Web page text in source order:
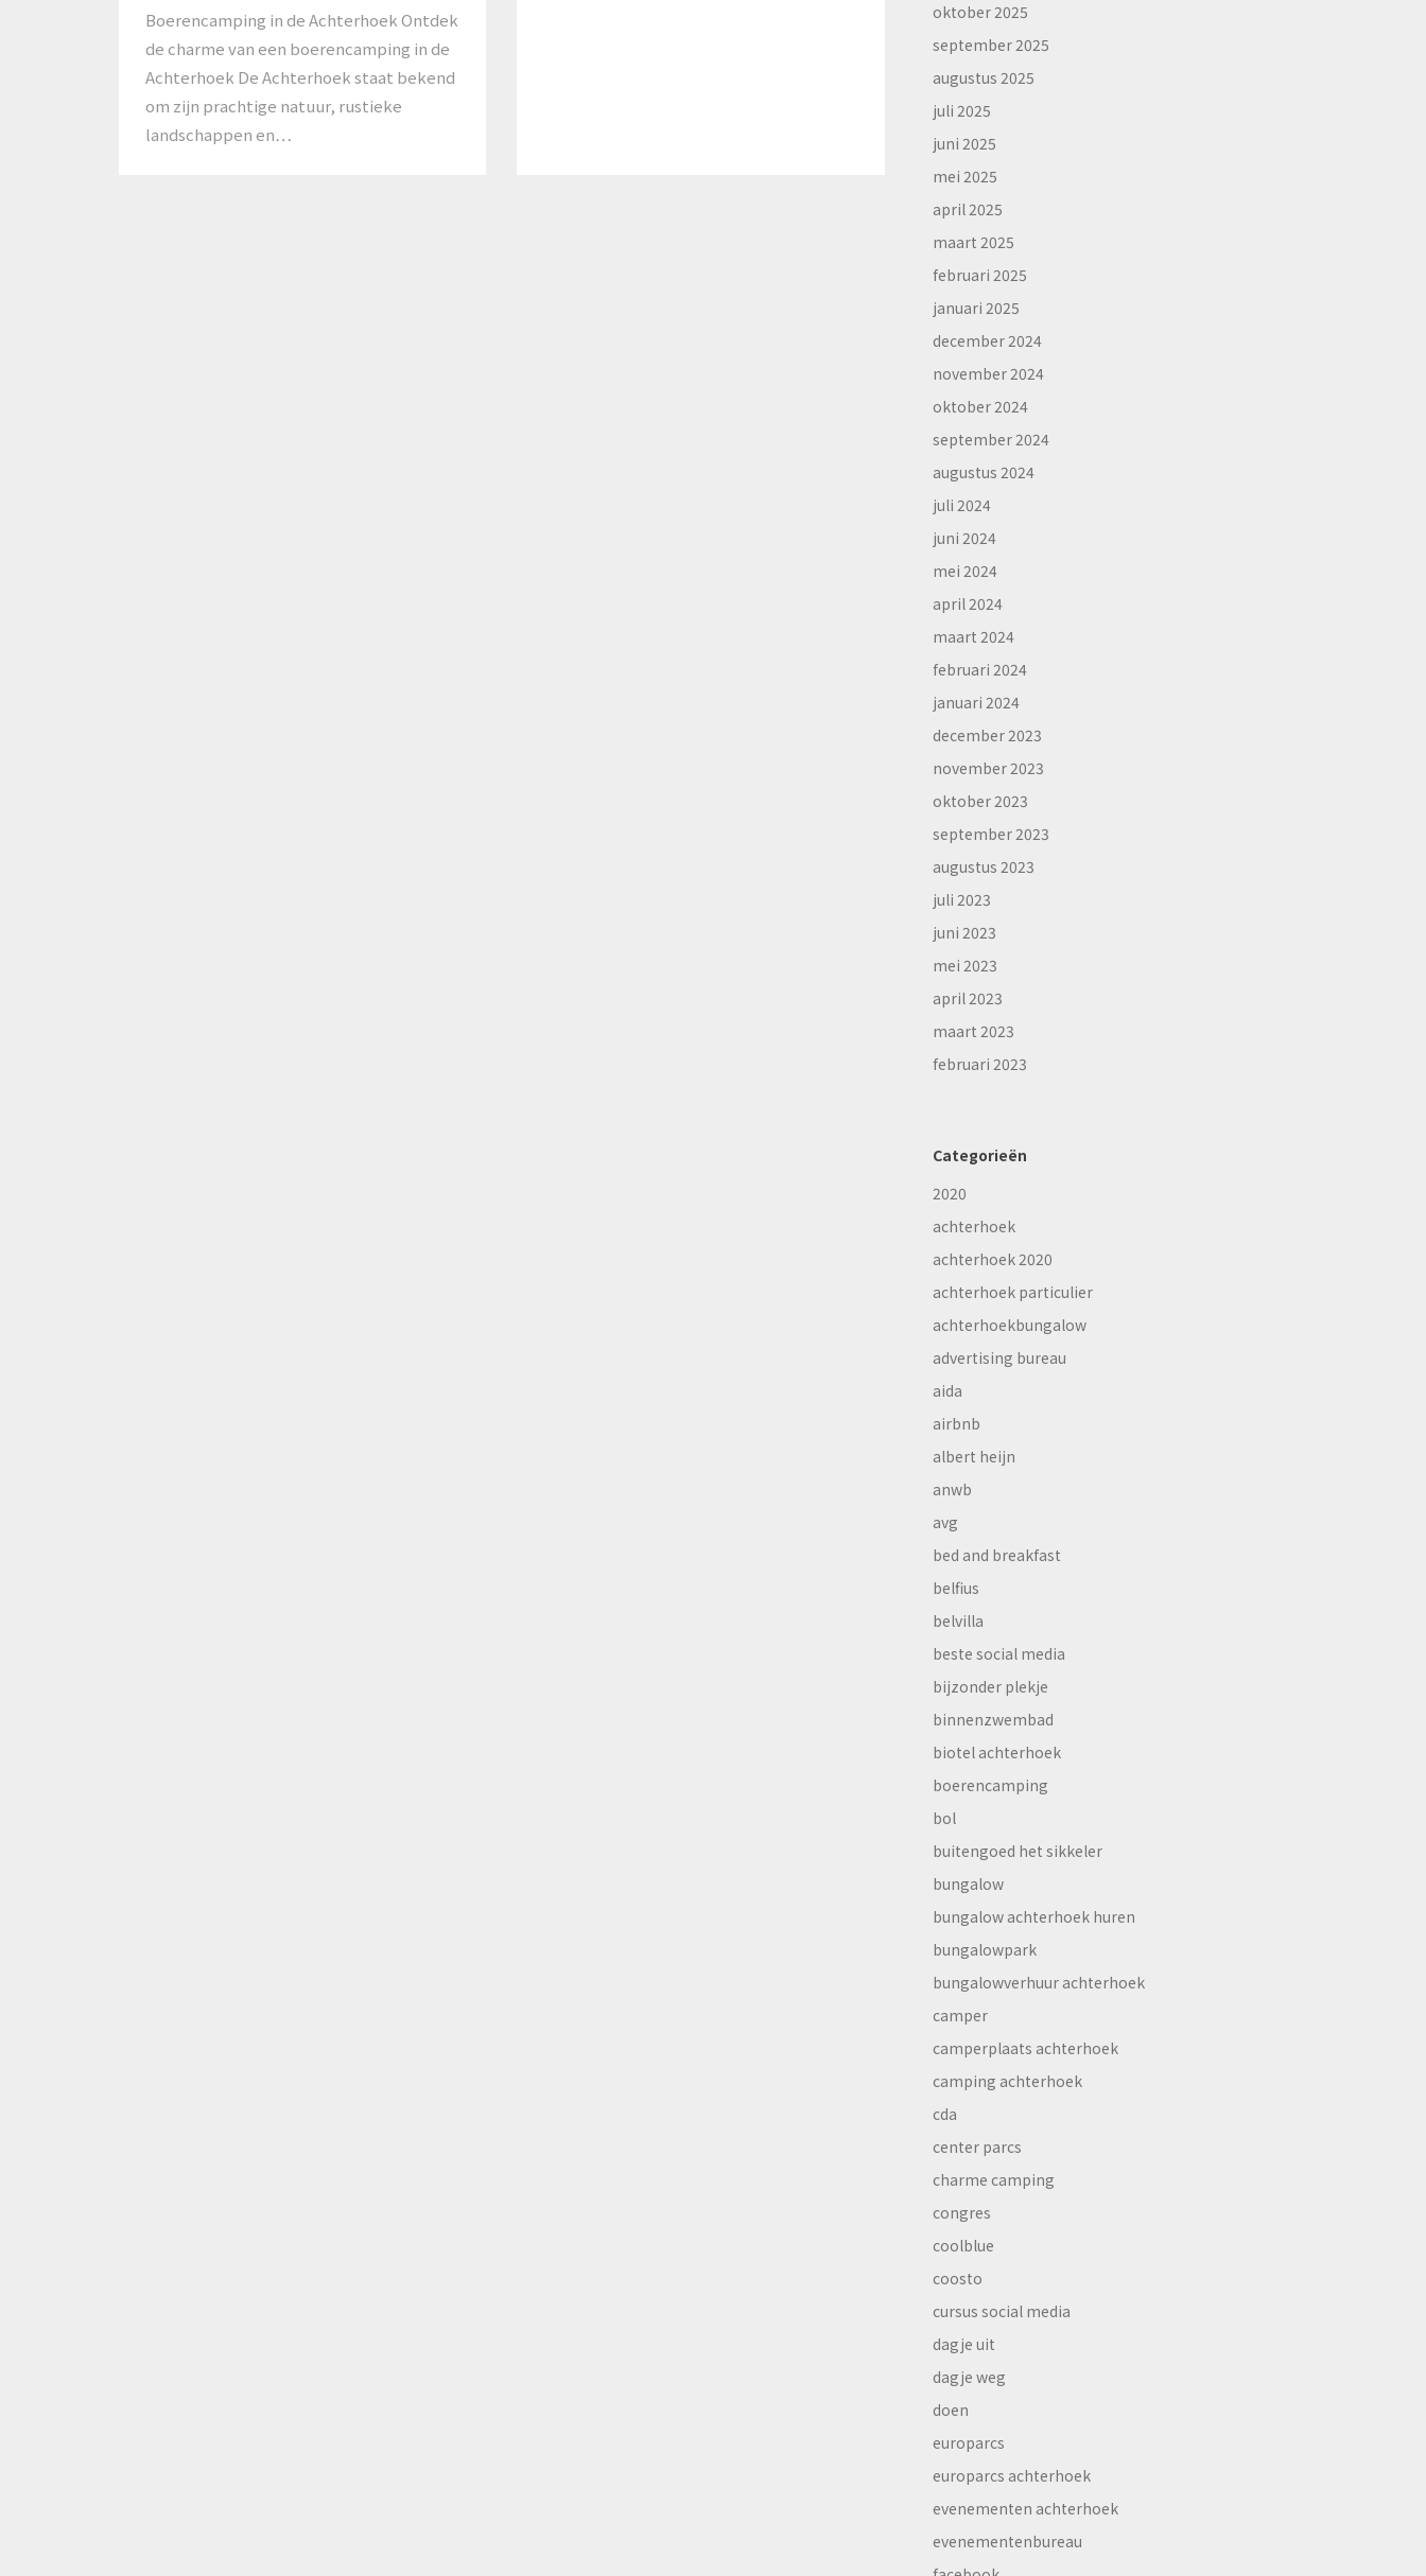
Boerencamping in de Achterhoek Ontdek
de charme van een boerencamping in de
Achterhoek De Achterhoek staat bekend
om zijn prachtige natuur, rustieke
landschappen en…
oktober 2025
september 2025
augustus 2025
juli 2025
juni 2025
mei 2025
april 2025
maart 2025
februari 2025
januari 2025
december 2024
november 2024
oktober 2024
september 2024
augustus 2024
juli 2024
juni 2024
mei 2024
april 2024
maart 2024
februari 2024
januari 2024
december 2023
november 2023
oktober 2023
september 2023
augustus 2023
juli 2023
juni 2023
mei 2023
april 2023
maart 2023
februari 2023
Categorieën
2020
achterhoek
achterhoek 2020
achterhoek particulier
achterhoekbungalow
advertising bureau
aida
airbnb
albert heijn
anwb
avg
bed and breakfast
belfius
belvilla
beste social media
bijzonder plekje
binnenzwembad
biotel achterhoek
boerencamping
bol
buitengoed het sikkeler
bungalow
bungalow achterhoek huren
bungalowpark
bungalowverhuur achterhoek
camper
camperplaats achterhoek
camping achterhoek
cda
center parcs
charme camping
congres
coolblue
coosto
cursus social media
dagje uit
dagje weg
doen
europarcs
europarcs achterhoek
evenementen achterhoek
evenementenbureau